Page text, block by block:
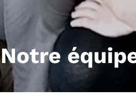
Notre